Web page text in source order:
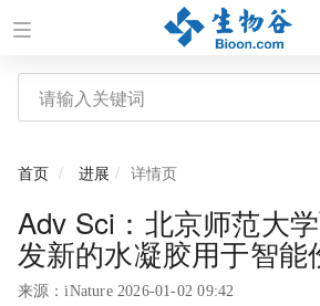
首页 进展 详情页
Adv Sci：北京师范大
发新的水凝胶用于智能
来源：iNature 2026-01-02 09:42